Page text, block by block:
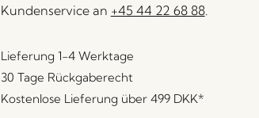
Kundenservice an +45 44 22 68 88.
Lieferung 1-4 Werktage
30 Tage Rückgaberecht
Kostenlose Lieferung über 499 DKK*